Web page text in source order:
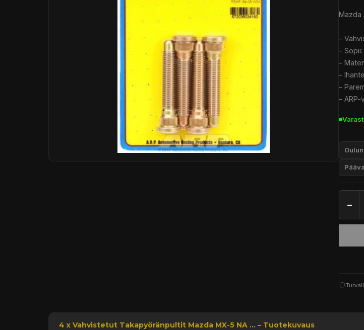
Mazda
-
- Sopii:
-
-
-
- ARP-
−
4 x Vahvistetut Takapyöränpultit Mazda MX-5 NA ... – Tuotekuvaus